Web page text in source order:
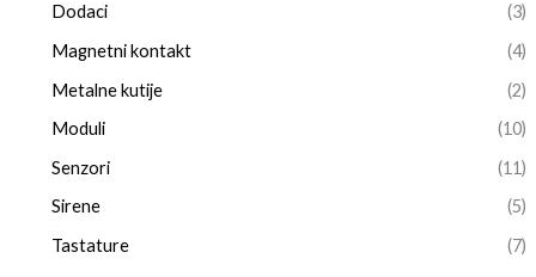
Dodaci
(3)
Magnetni kontakt
(4)
Metalne kutije
(2)
Moduli
(10)
Senzori
(11)
Sirene
(5)
Tastature
(7)